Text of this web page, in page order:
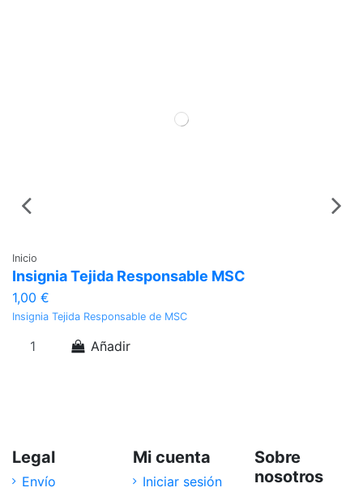
Inicio
Insignia Tejida Responsable MSC
1,00 €
Insignia Tejida Responsable de MSC
Añadir
Legal
Envío
Mi cuenta
Iniciar sesión
Sobre
nosotros